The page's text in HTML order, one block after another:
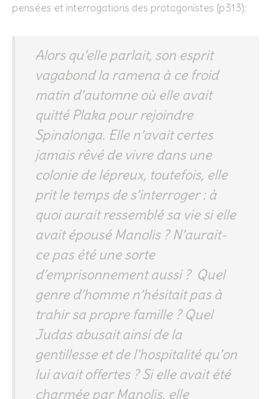
pensées et interrogations des protagonistes (p313):
Alors qu’elle parlait, son esprit
vagabond la ramena à ce froid
matin d’automne où elle avait
quitté Plaka pour rejoindre
Spinalonga. Elle n’avait certes
jamais rêvé de vivre dans une
colonie de lépreux, toutefois, elle
prit le temps de s’interroger : à
quoi aurait ressemblé sa vie si elle
avait épousé Manolis ? N’aurait-
ce pas été une sorte
d’emprisonnement aussi ? Quel
genre d’homme n’hésitait pas à
trahir sa propre famille ? Quel
Judas abusait ainsi de la
gentillesse et de l’hospitalité qu’on
lui avait offertes ? Si elle avait été
charmée par Manolis, elle